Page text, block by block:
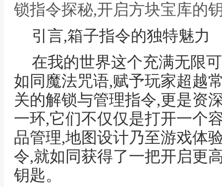
锁指令探秘,开启方块宝库的
引言,箱子指令的独特魅力
在我的世界这个充满无限
如同魔法咒语,赋予玩家超越
关的解锁与管理指令,更是资
一环,它们不仅仅是打开一个
品管理,地图设计乃至游戏体
令,就如同获得了一把开启更
钥匙。